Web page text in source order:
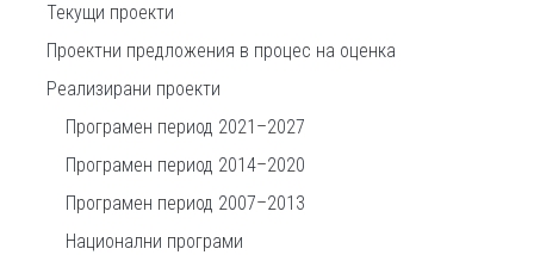
Текущи проекти
Проектни предложения в процес на оценка
Реализирани проекти
Програмен период 2021–2027
Програмен период 2014–2020
Програмен период 2007–2013
Национални програми